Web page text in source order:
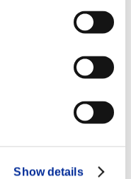
Show details